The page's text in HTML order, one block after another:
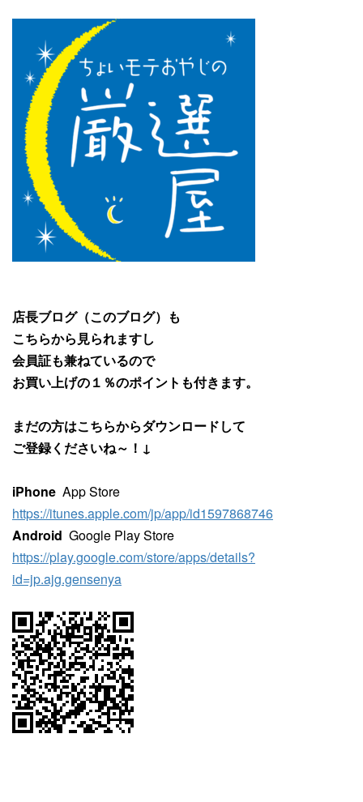
店長ブログ（このブログ）も
こちらから見られますし
会員証も兼ねているので
お買い上げの１％のポイントも付きます。
まだの方はこちらからダウンロードして
ご登録くださいね～！↓
iPhone App Store
https://itunes.apple.com/jp/app/id1597868746
Android Google Play Store
https://play.google.com/store/apps/details?
id=jp.ajg.gensenya